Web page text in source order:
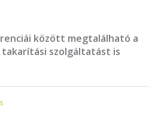
között megtalálható a
takarítási szolgáltatást is